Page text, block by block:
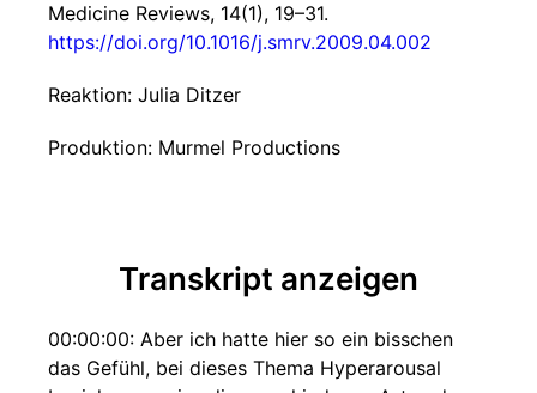
Medicine Reviews, 14(1), 19–31.
https://doi.org/10.1016/j.smrv.2009.04.002
Reaktion: Julia Ditzer
Produktion: Murmel Productions
Transkript anzeigen
00:00:00: Aber ich hatte hier so ein bisschen
das Gefühl, bei dieses Thema Hyperarousal